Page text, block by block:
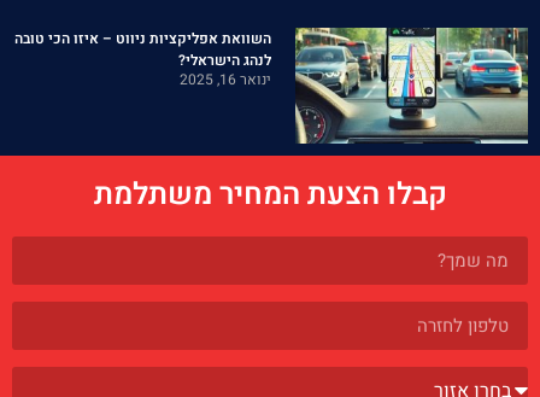
השוואת אפליקציות ניווט – איזו הכי טובה
לנהג הישראלי?
ינואר 16, 2025
קבלו הצעת המחיר משתלמת